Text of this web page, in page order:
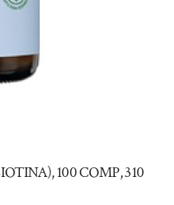
100 COMP, 310